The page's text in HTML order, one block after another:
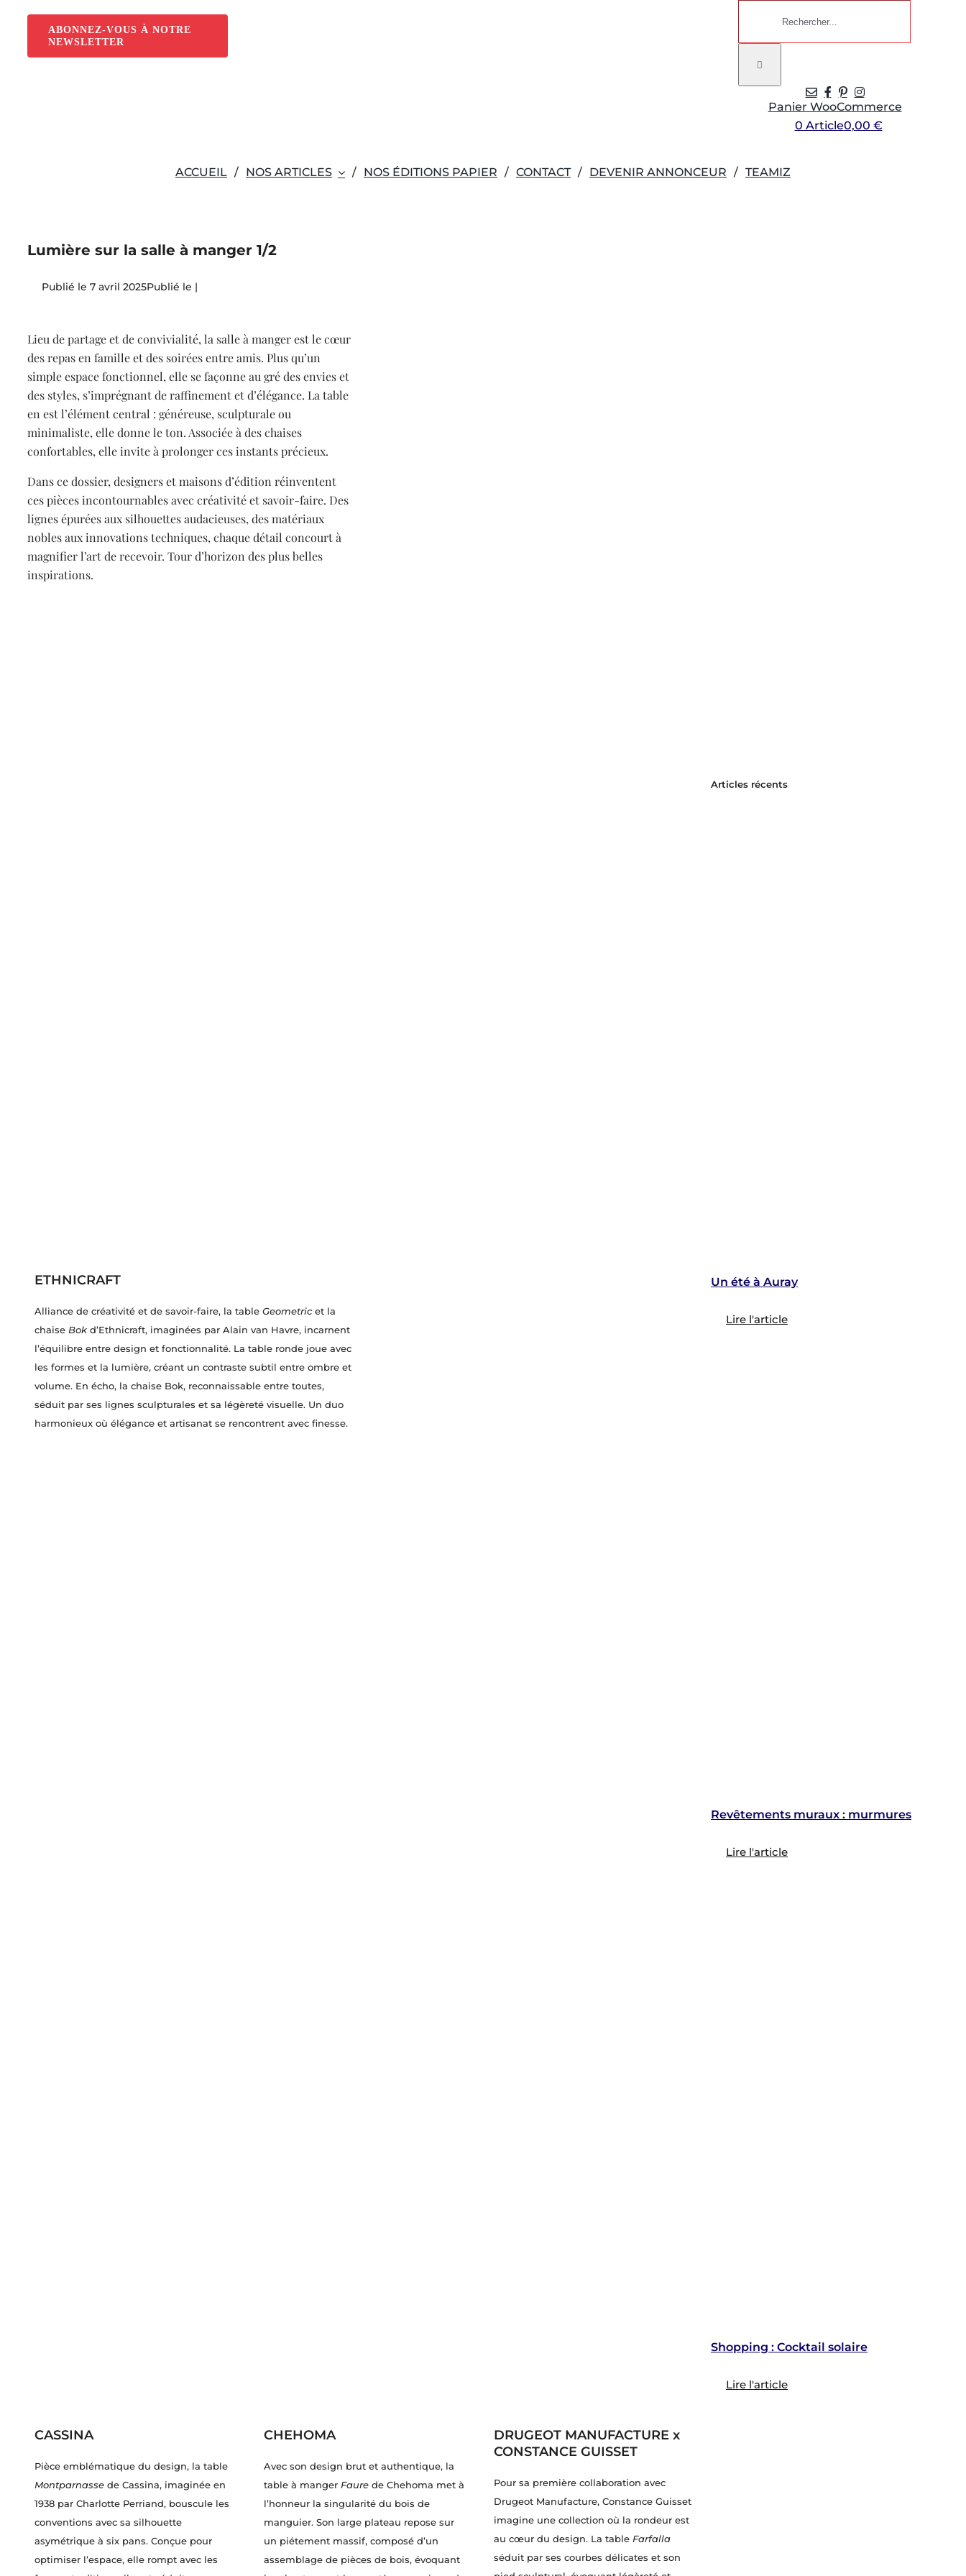
ABONNEZ-VOUS À NOTRE
NEWSLETTER
Panier WooCommerce
0 Article0,00 €
ACCUEIL NOS ARTICLES NOS ÉDITIONS PAPIER CONTACT DEVENIR ANNONCEUR TEAMIZ
Lumière sur la salle à manger 1/2
7 avril 2025 |
Lieu de partage et de convivialité, la salle à manger est le cœur
des repas en famille et des soirées entre amis. Plus qu’un
simple espace fonctionnel, elle se façonne au gré des envies et
des styles, s’imprégnant de raffinement et d’élégance. La table
en est l’élément central : généreuse, sculpturale ou
minimaliste, elle donne le ton. Associée à des chaises
confortables, elle invite à prolonger ces instants précieux.
Dans ce dossier, designers et maisons d’édition réinventent
ces pièces incontournables avec créativité et savoir-faire. Des
lignes épurées aux silhouettes audacieuses, des matériaux
nobles aux innovations techniques, chaque détail concourt à
magnifier l’art de recevoir. Tour d’horizon des plus belles
inspirations.
ETHNICRAFT
Alliance de créativité et de savoir-faire, la table Geometricet la
chaise Bok d’Ethnicraft, imaginées par Alain van Havre, incarnent
l’équilibre entre design et fonctionnalité. La table ronde joue avec
les formes et la lumière, créant un contraste subtil entre ombre et
volume. En écho, la chaise Bok, reconnaissable entre toutes,
séduit par ses lignes sculpturales et sa légèreté visuelle. Un duo
harmonieux où élégance et artisanat se rencontrent avec finesse.
CASSINA
Pièce emblématique du design, la table
Montparnasse de Cassina, imaginée en
1938 par Charlotte Perriand, bouscule les
conventions avec sa silhouette
asymétrique à six pans. Conçue pour
optimiser l’espace, elle rompt avec les
CHEHOMA
Avec son design brut et authentique, la
table à mangerFaure de Chehoma met à
l’honneur la singularité du bois de
manguier. Son large plateau repose sur
un piétement massif, composé d’un
assemblage de pièces de bois, évoquant
DRUGEOT MANUFACTURE x
CONSTANCE GUISSET
Pour sa première collaboration avec
Drugeot Manufacture, Constance Guisset
imagine une collection où la rondeur est
au cœur du design. La table Farfalla
séduit par ses courbes délicates et son
Articles récents
Un été à Auray
Lire l'article
Revêtements muraux : murmures
Lire l'article
Shopping : Cocktail solaire
Lire l'article